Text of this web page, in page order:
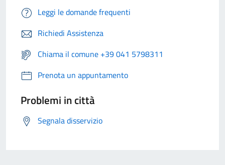
Leggi le domande frequenti
Richiedi Assistenza
Chiama il comune +39 041 5798311
Prenota un appuntamento
Problemi in città
Segnala disservizio